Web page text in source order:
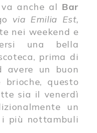
anche al Bar
via Emilia Est,
nei weekend e
una bella
prima di
avere un buon
questo
sia il venerdì
un
più nottambuli